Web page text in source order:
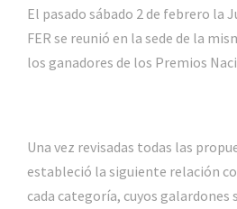
El pasado sábado 2 de febrero la
FER se reunió en la sede de la
los ganadores de los Premios
Una vez revisadas todas las
estableció la siguiente relación
cada categoría, cuyos galardones